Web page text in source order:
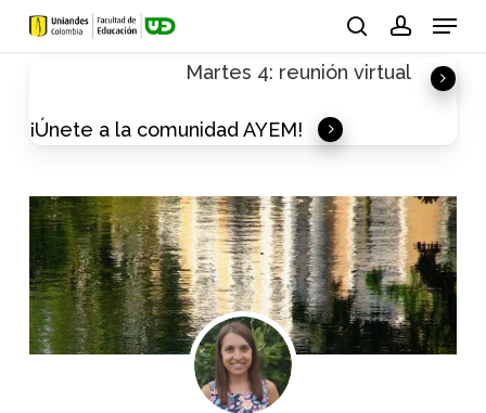
Skip
Menu
Martes 4: reunión virtual
¡Únete a la comunidad AYEM!